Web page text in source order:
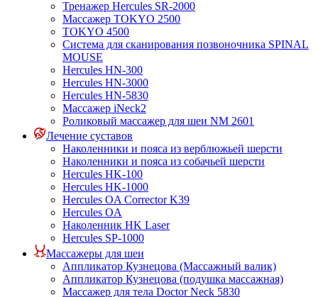
Тренажер Hercules SR-2000
Массажер TOKYO 2500
TOKYO 4500
Система для сканирования позвоночника SPINAL
MOUSE
Hercules HN-300
Hercules HN-3000
Hercules HN-5830
Массажер iNeck2
Роликовый массажер для шеи NM 2601
Лечение суставов
Наколенники и пояса из верблюжьей шерсти
Наколенники и пояса из собачьей шерсти
Hercules HK-100
Hercules HK-1000
Hercules OA Corrector K39
Hercules OA
Наколенник HK Laser
Hercules SP-1000
Массажеры для шеи
Аппликатор Кузнецова (Массажный валик)
Аппликатор Кузнецова (подушка массажная)
Массажер для тела Doctor Neck 5830